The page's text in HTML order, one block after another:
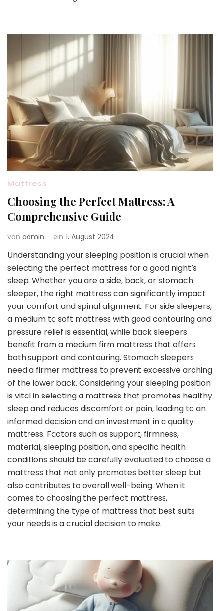
Mattress
Choosing the Perfect Mattress: A
Comprehensive Guide
von admin ein 1. August 2024
Understanding your sleeping position is crucial when
selecting the perfect mattress for a good night’s
sleep. Whether you are a side, back, or stomach
sleeper, the right mattress can significantly impact
your comfort and spinal alignment. For side sleepers,
a medium to soft mattress with good contouring and
pressure relief is essential, while back sleepers
benefit from a medium firm mattress that offers
both support and contouring. Stomach sleepers
need a firmer mattress to prevent excessive arching
of the lower back. Considering your sleeping position
is vital in selecting a mattress that promotes healthy
sleep and reduces discomfort or pain, leading to an
informed decision and an investment in a quality
mattress. Factors such as support, firmness,
material, sleeping position, and specific health
conditions should be carefully evaluated to choose a
mattress that not only promotes better sleep but
also contributes to overall well-being. When it
comes to choosing the perfect mattress,
determining the type of mattress that best suits
your needs is a crucial decision to make.